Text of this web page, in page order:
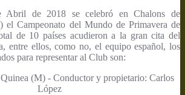
de 2018 se celebró en Chalons de
el Campeonato del Mundo de Primavera de
de 10 países acudieron a la gran cita del
entre ellos, como no, el equipo español, los
para representar al Club son:
(M) - Conductor y propietario: Carlos
López